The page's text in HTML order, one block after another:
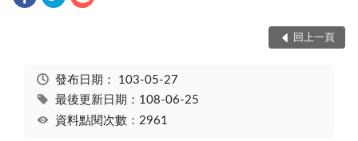
回上一頁
發布日期： 103-05-27
最後更新日期：108-06-25
資料點閱次數：2961